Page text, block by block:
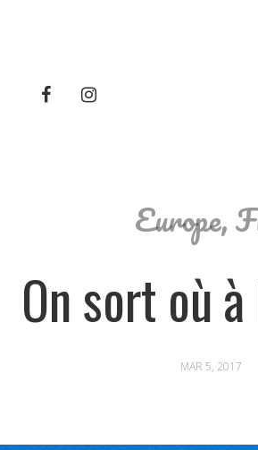
Europe,
On sort où
MAR 5, 2017